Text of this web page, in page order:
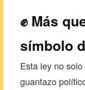
✊ Más
símbolo
Esta ley no
guantazo